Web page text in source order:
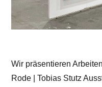
Wir präsentieren
Rode | Tobias Stutz